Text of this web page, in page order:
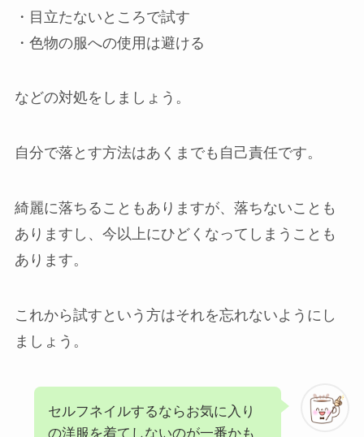
・目立たないところで試す
・色物の服への使用は避ける
などの対処をしましょう。
自分で落とす方法はあくまでも自己責任です。
綺麗に落ちることもありますが、落ちないことも
ありますし、今以上にひどくなってしまうことも
あります。
これから試すという方はそれを忘れないようにし
ましょう。
セルフネイルするならお気に入り
の洋服を着てしないのが一番かも